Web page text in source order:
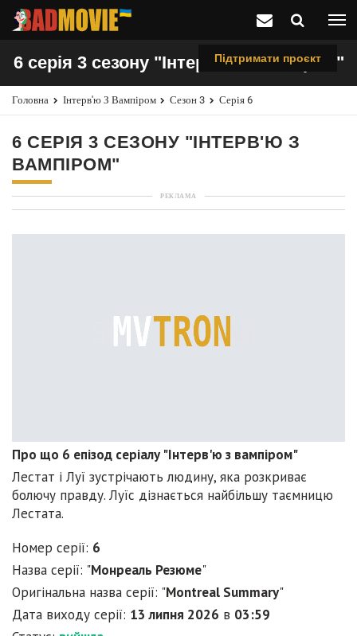
Підтримати проєкт
6 серія 3 сезону "Інтерв'ю з вампіром"
Головна Інтерв'ю З Вампіром Сезон 3 Серія 6
6 СЕРІЯ 3 СЕЗОНУ "ІНТЕРВ'Ю З
ВАМПІРОМ"
РЕКЛАМА
Про що 6 епізод серіалу "Інтерв'ю з вампіром"
Лестат і Луї зустрічають людину, яка розкриває
болючу правду. Луїс дізнається найбільшу таємницю
Лестата.
Номер серії: 6
Назва серії: "Монреаль Резюме"
Оригінальна назва серії: "Montreal Summary"
Дата виходу серії: 13 липня 2026 в 03:59